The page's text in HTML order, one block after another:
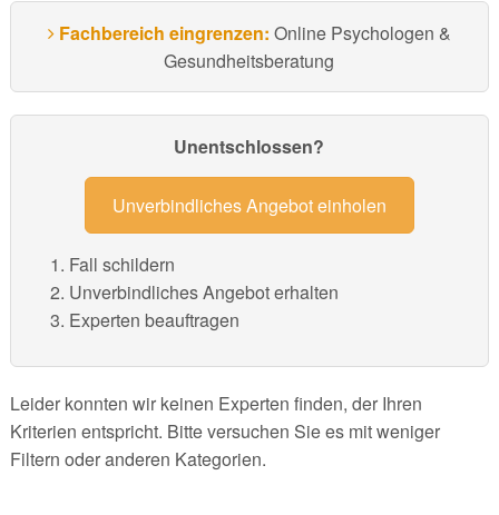
Fachbereich eingrenzen: Online Psychologen &
Gesundheitsberatung
Unentschlossen?
Unverbindliches Angebot einholen
Fall schildern
Unverbindliches Angebot erhalten
Experten beauftragen
Leider konnten wir keinen Experten finden, der Ihren
Kriterien entspricht. Bitte versuchen Sie es mit weniger
Filtern oder anderen Kategorien.